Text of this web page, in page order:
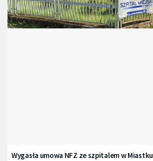
Wygasła umowa NFZ ze szpitalem w Miastku